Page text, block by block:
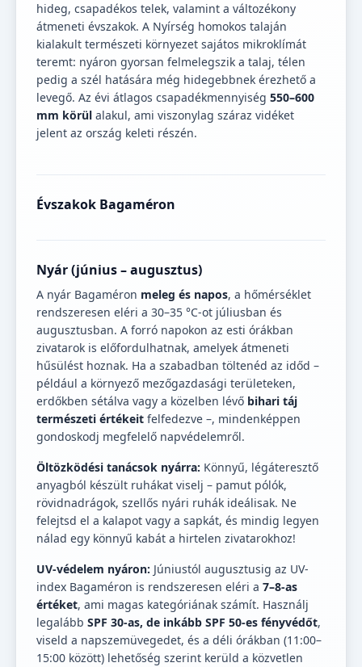
hideg, csapadékos telek, valamint a változékony
átmeneti évszakok. A Nyírség homokos talaján
kialakult természeti környezet sajátos mikroklímát
teremt: nyáron gyorsan felmelegszik a talaj, télen
pedig a szél hatására még hidegebbnek érezhető a
levegő. Az évi átlagos csapadékmennyiség 550–600
mm körül alakul, ami viszonylag száraz vidéket
jelent az ország keleti részén.
Évszakok Bagaméron
Nyár (június – augusztus)
A nyár Bagaméron meleg és napos, a hőmérséklet
rendszeresen eléri a 30–35 °C-ot júliusban és
augusztusban. A forró napokon az esti órákban
zivatarok is előfordulhatnak, amelyek átmeneti
hűsülést hoznak. Ha a szabadban töltenéd az időd –
például a környező mezőgazdasági területeken,
erdőkben sétálva vagy a közelben lévő bihari táj
természeti értékeit felfedezve –, mindenképpen
gondoskodj megfelelő napvédelemről.
Öltözködési tanácsok nyárra: Könnyű, légáteresztő
anyagból készült ruhákat viselj – pamut pólók,
rövidnadrágok, szellős nyári ruhák ideálisak. Ne
felejtsd el a kalapot vagy a sapkát, és mindig legyen
nálad egy könnyű kabát a hirtelen zivatarokhoz!
UV-védelem nyáron: Júniustól augusztusig az UV-
index Bagaméron is rendszeresen eléri a 7–8-as
értéket, ami magas kategóriának számít. Használj
legalább SPF 30-as, de inkább SPF 50-es fényvédőt,
viseld a napszemüvegedet, és a déli órákban (11:00–
15:00 között) lehetőség szerint kerüld a közvetlen